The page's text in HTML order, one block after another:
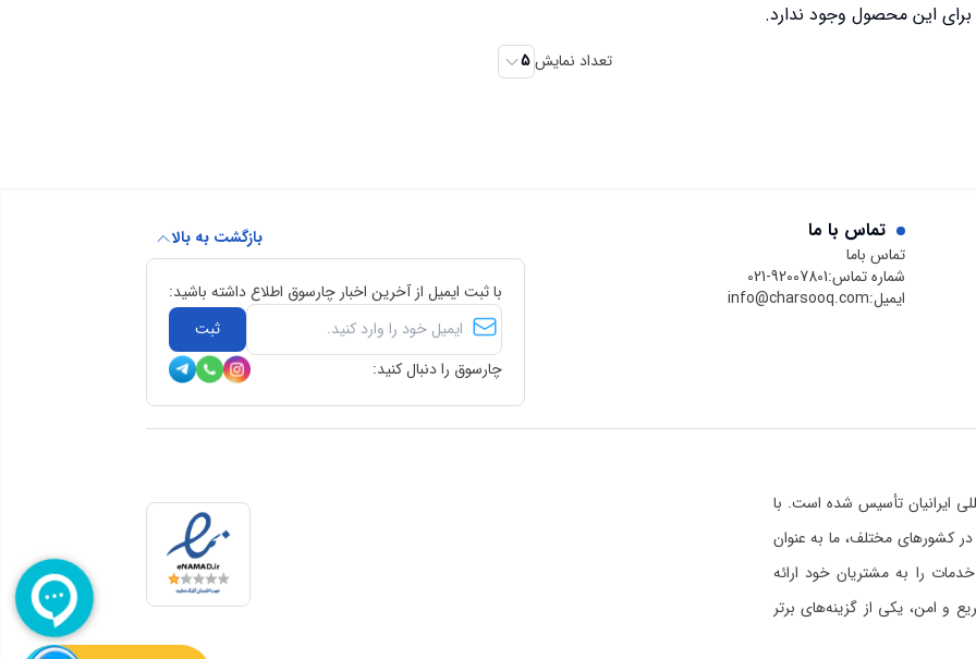
این محصول وجود ندارد.
تعداد نمایش 5
تماس با ما
تماس باما
شماره تماس:021-92007801
ایمیل:info@charsooq.com
بازگشت به بالا
با ثبت ایمیل از آخرین اخبار چارسوق اطلاع داشته باشید:
ثبت
چارسوق را دنبال کنید:
بین‌المللی ایرانیان تأسیس شده است. با
در کشورهای مختلف، ما به عنوان
را به مشتریان خود ارائه
و امن، یکی از گزینه‌های برتر